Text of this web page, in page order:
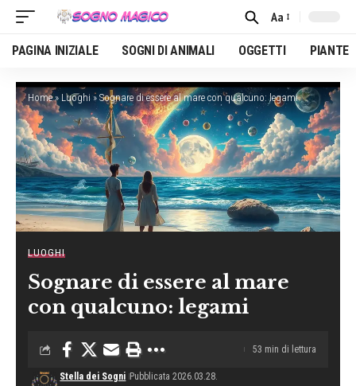
Font
Resizer
Aa
PAGINA INIZIALE SOGNI DI ANIMALI OGGETTI PIANTE
Home» Luoghi» Sognare di essere al mare con qualcuno: legami
LUOGHI
Sognare di essere al mare
con qualcuno: legami
Stella dei Sogni Pubblicata 2026.03.28.
53 min di lettura